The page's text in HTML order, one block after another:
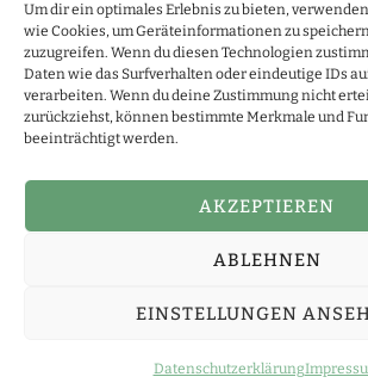
Um dir ein optimales Erlebnis zu bieten,
wie Cookies, um Geräteinformationen zu
zuzugreifen. Wenn du diesen Technologien
Daten wie das Surfverhalten oder eindeutige IDs
verarbeiten. Wenn du deine Zustimmung nicht
zurückziehst, können bestimmte Merkmale und
beeinträchtigt werden.
AKZEPTIEREN
ABLEHNEN
EINSTELLUNGEN
Datenschutzerklärung
Impressum
Simone Schmidt ist Teilnehmer des
Webseiten konzipiert wurde, mittels
Platzierung von Partner-Links zu
werden können. Copyright Simone Schmidt
Datenschutzerklärung